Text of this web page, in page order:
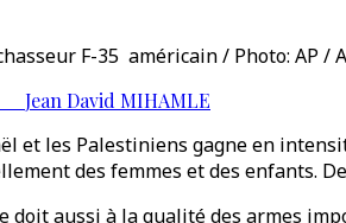
F-35 américain / Photo: AP /
Jean David MIHAMLE
et les Palestiniens gagne en
des femmes et des enfants.
aussi à la qualité des armes